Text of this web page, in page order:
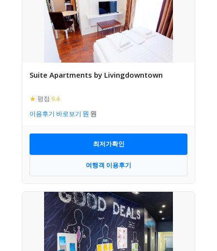
Suite Apartments by Livingdowntown
★ 평점 9.4
이용후기 바로보기
최저가확인
여행객 이용후기